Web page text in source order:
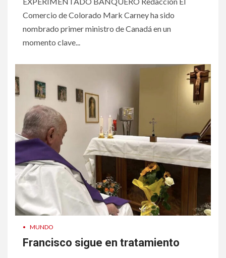
Comercio de Colorado Mark Carney ha sido
nombrado primer ministro de Canadá en un
momento clave...
• MUNDO
Francisco sigue en tratamiento